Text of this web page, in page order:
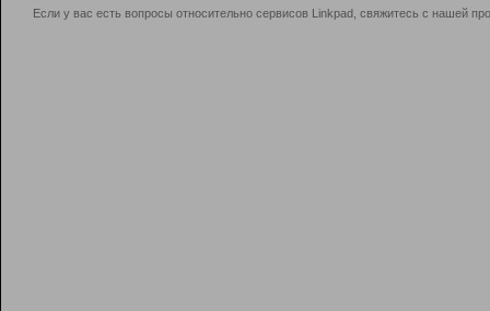
Если у вас есть вопросы относительно сервисов Linkpad, свяжитесь с нашей